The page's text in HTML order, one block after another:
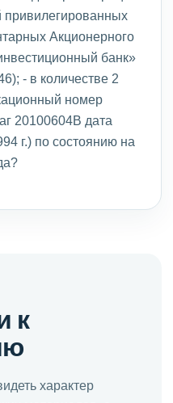
привилегированных
Акционерного
банк»
- в количестве 2
номер
20100604В дата
г.) по состоянию на
к
характер